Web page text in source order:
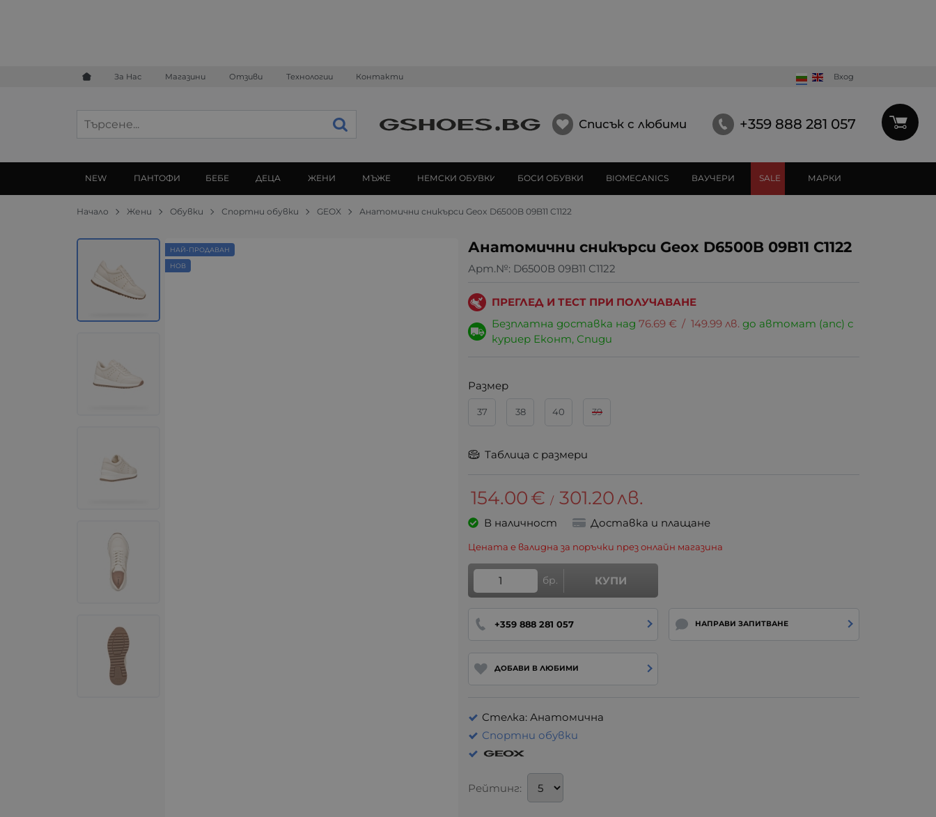
За Нас Магазини Отзиви Технологии Контакти Вход
Списък с любими +359 888 281 057
SALE
NEW ПАНТОФИ БЕБЕ ДЕЦА ЖЕНИ МЪЖЕ НЕМСКИ ОБУВКИ БОСИ ОБУВКИ BIOMECANICS ВАУЧЕРИ МАРКИ
Начало Жени Обувки Спортни обувки GEOX Анатомични сникърси Geox D6500B 09B11 C1122
Анатомични сникърси Geox D6500B 09B11 C1122
Арт.№: D6500B 09B11 C1122
НАЙ-ПРОДАВАН
НОВ
ПРЕГЛЕД И ТЕСТ ПРИ ПОЛУЧАВАНЕ
Безплатна доставка над 76.69 € / 149.99 лв. до автомат (апс) с
куриер Еконт, Спиди
Размер
37 38 40 39
Таблица с размери
154.00€ / 301.20лв.
В наличност Доставка и плащане
Цената е валидна за поръчки през онлайн магазина
бр. КУПИ
+359 888 281 057 НАПРАВИ ЗАПИТВАНЕ
ДОБАВИ В ЛЮБИМИ
Стелка: Анатомична
Спортни обувки
Рейтинг: